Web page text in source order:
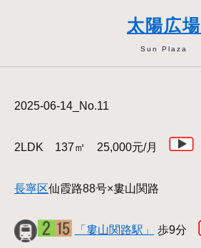
太陽広場
Sun Plaza
2025-06-14_No.11
2LDK 137㎡ 25,000元/月
長寧区仙霞路88号×婁山関路
「婁山関路駅」 歩9分